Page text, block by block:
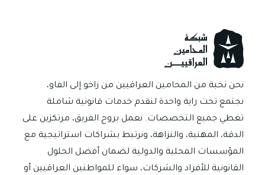
العراق؟
سؤال
بسيط…
وإجابة
قد
تغيّر
نحن نخبة من المحامين العراقيين من زاخو إلى الفاو،
نجتمع تحت راية واحدة لنقدم خدمات قانونية شاملة
تغطي جميع التخصصات. نعمل بروح الفريق، مرتكزين على
الدقة، المهنية، والنزاهة، ونرتبط بشراكات استراتيجية مع
المؤسسات المحلية والدولية لضمان أفضل الحلول
القانونية للأفراد والشركات، سواء للمواطنين العراقيين أو